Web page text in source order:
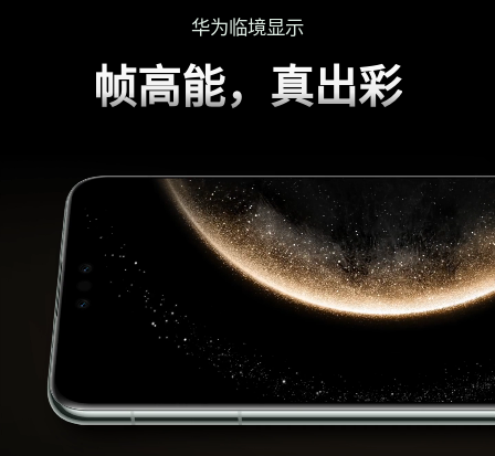
华为临境显示
帧高能，真出彩